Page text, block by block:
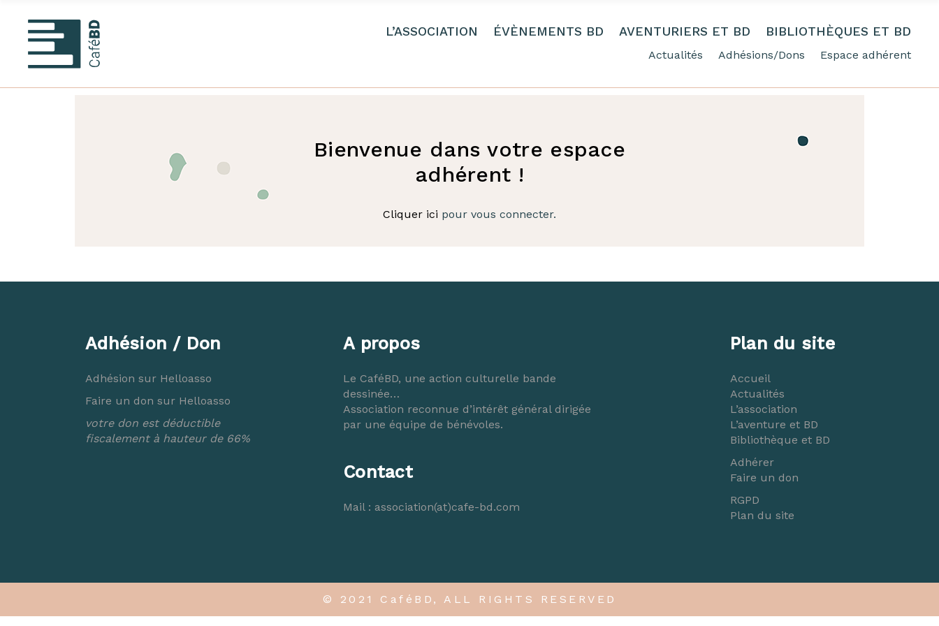
L’ASSOCIATION ÉVÈNEMENTS BD AVENTURIERS ET BD BIBLIOTHÈQUES ET BD
Actualités Adhésions/Dons Espace adhérent
Bienvenue dans votre espace
adhérent !
Cliquer ici pour vous connecter.
Adhésion / Don
Adhésion sur Helloasso
Faire un don sur Helloasso
votre don est déductible
fiscalement à hauteur de 66%
A propos
Le CaféBD, une action culturelle bande
dessinée…
Association reconnue d’intérêt général dirigée
par une équipe de bénévoles.
Contact
Mail : association(at)cafe-bd.com
Plan du site
Accueil
Actualités
L’association
L’aventure et BD
Bibliothèque et BD
Adhérer
Faire un don
RGPD
Plan du site
© 2021 CaféBD, ALL RIGHTS RESERVED